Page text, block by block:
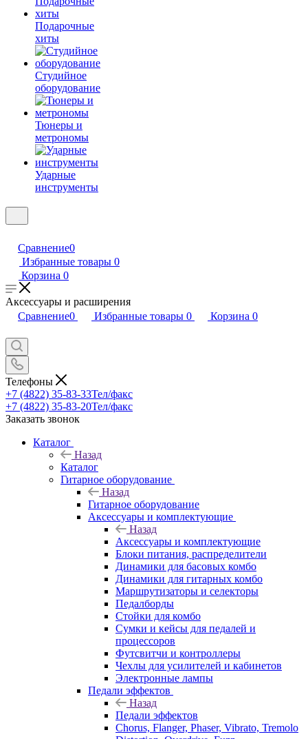
Подарочные
хиты
Студийное
оборудование
Тюнеры и
метрономы
Ударные
инструменты
Сравнение0
Избранные товары 0
Корзина 0
Аксессуары и расширения
Сравнение0 Избранные товары 0 Корзина 0
Телефоны
+7 (4822) 35-83-33Тел/факс
+7 (4822) 35-83-20Тел/факс
Заказать звонок
Каталог
Назад
Каталог
Гитарное оборудование
Назад
Гитарное оборудование
Аксессуары и комплектующие
Назад
Аксессуары и комплектующие
Блоки питания, распределители
Динамики для басовых комбо
Динамики для гитарных комбо
Маршрутизаторы и селекторы
Педалборды
Стойки для комбо
Сумки и кейсы для педалей и
процессоров
Футсвитчи и контроллеры
Чехлы для усилителей и кабинетов
Электронные лампы
Педали эффектов
Назад
Педали эффектов
Chorus, Flanger, Phaser, Vibrato, Tremolo